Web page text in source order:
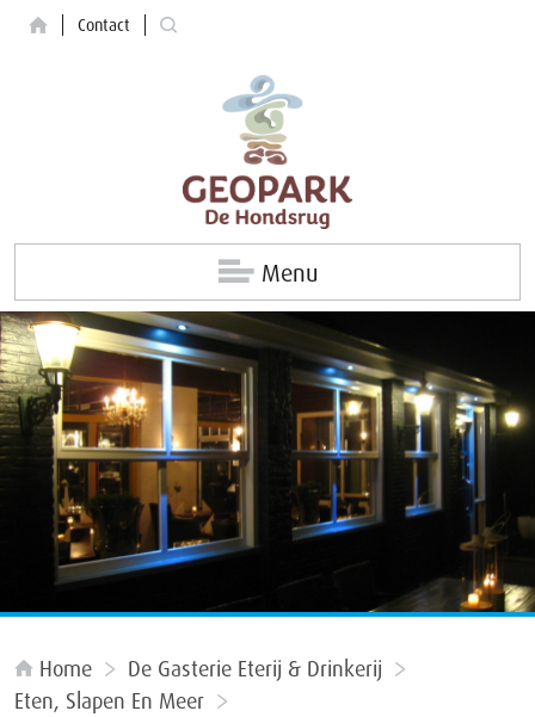
Contact
Menu
Home
De Gasterie Eterij & Drinkerij
Eten, Slapen En Meer